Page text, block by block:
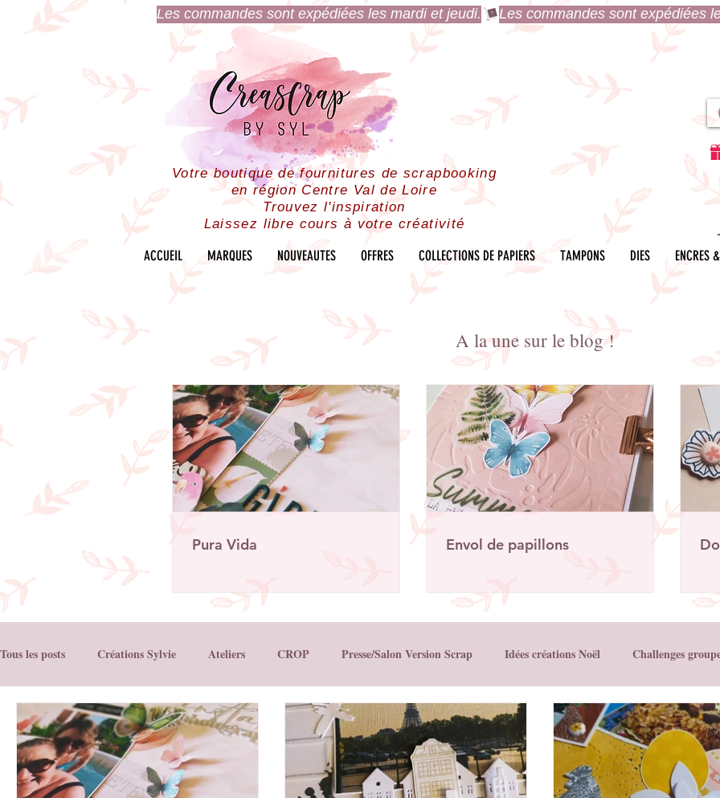
Les commandes sont expédiées les mardi et jeudi.
Votre boutique de fournitures de scrapbooking
en région Centre Val de Loire
Trouvez l'inspiration
Laissez libre cours à votre créativité
ACCUEIL MARQUES NOUVEAUTES OFFRES COLLECTIONS DE PAPIERS TAMPONS DIES ENCRES
A la une sur le blog !
Pura Vida Envol de papillons
Tous les posts Créations Sylvie Ateliers CROP Presse/Salon Version Scrap Idées créations Noël Challenges
Créations Ha.Pi Little Fox Créations L’encre et L'Image Créations Les Papiers de Pandore Créations Mes P’tits Ciseaux
DT Véronique DT Céline DT Rose DT Aurore IC Florence Equipe Créative